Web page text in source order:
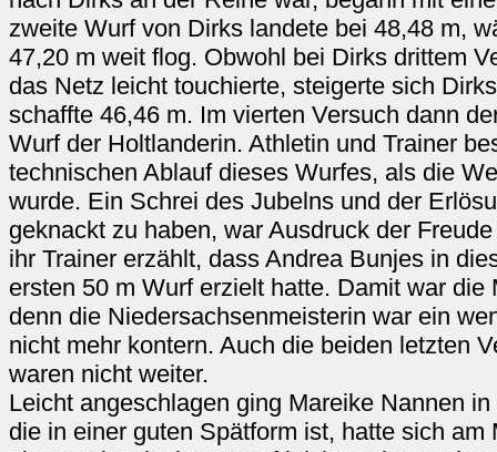
zweite Wurf von Dirks landete bei 48,48 m,
47,20 m weit flog. Obwohl bei Dirks drittem
das Netz leicht touchierte, steigerte sich
schaffte 46,46 m. Im vierten Versuch dann
Wurf der Holtlanderin. Athletin und Trainer
technischen Ablauf dieses Wurfes, als die
wurde. Ein Schrei des Jubelns und der
geknackt zu haben, war Ausdruck der
ihr Trainer erzählt, dass Andrea Bunjes in
ersten 50 m Wurf erzielt hatte. Damit war
denn die Niedersachsenmeisterin war ein
nicht mehr kontern. Auch die beiden letzten
waren nicht weiter.
Leicht angeschlagen ging Mareike Nannen
die in einer guten Spätform ist, hatte sich am